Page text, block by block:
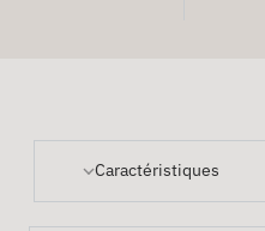
Caractéristiques